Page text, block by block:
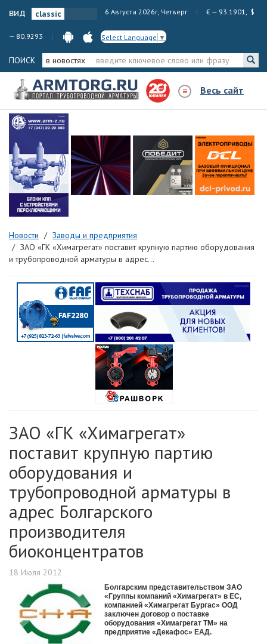
вид 6 Августа 2026г, Четверг € — 93.1901, $
— 80.9293 Select Language ▼
ПОИСК в новостях
Весь сайт
Новости
Заводы и предприятия
ЗАО «ГК «Химагрегат» поставит крупную партию оборудования
и трубопроводной арматуры в адрес...
ЗАО «ГК «Химагрегат»
поставит крупную партию
оборудования и
трубопроводной арматуры в
адрес Болгарского
производителя
биоконцентратов
18 Июля 2012
Болгарским представительством ЗАО
«Группы компаний «Химагрегат» в ЕС,
компанией «Химагрегат Бургас» ООД
заключен договор о поставке
оборудования «Химагрегат ТМ» на
предприятие «Декафос» ЕАД.